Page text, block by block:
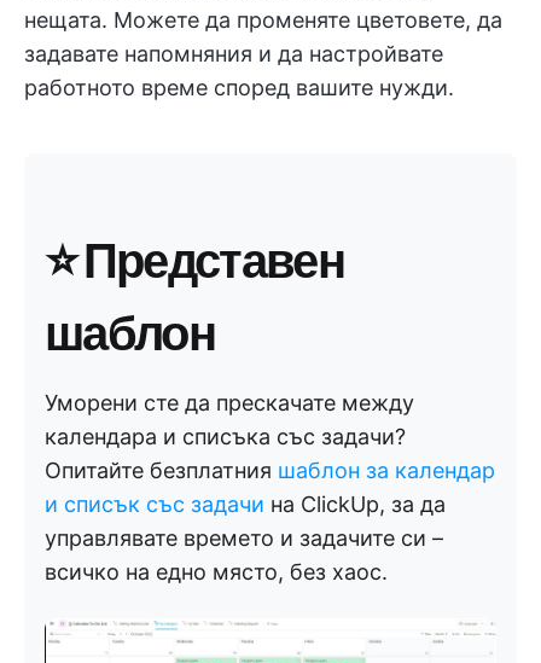
нещата. Можете да променяте цветовете, да
задавате напомняния и да настройвате
работното време според вашите нужди.
⭐ Представен
шаблон
Уморени сте да прескачате между
календара и списъка със задачи?
Опитайте безплатния шаблон за календар
и списък със задачи на ClickUp, за да
управлявате времето и задачите си –
всичко на едно място, без хаос.